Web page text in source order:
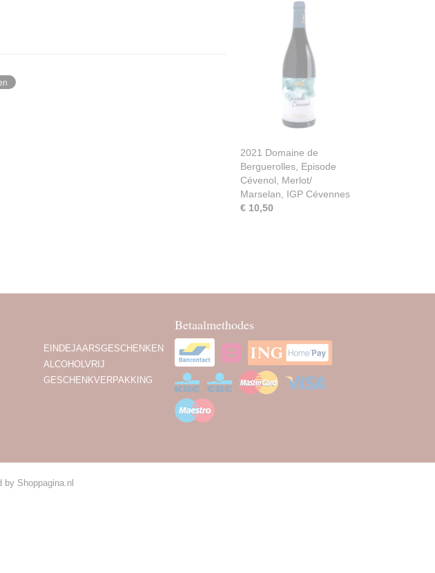
2021 Domaine de
Berguerolles, Episode
Cévenol, Merlot/
Marselan, IGP Cévennes
€ 10,50
EINDEJAARSGESCHENKEN
ALCOHOLVRIJ
GESCHENKVERPAKKING
Betaalmethodes
Shoppagina.nl